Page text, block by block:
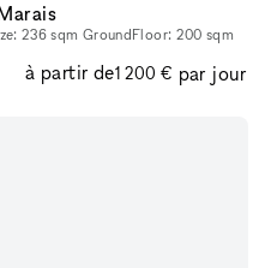
à partir de1 200 € par jour